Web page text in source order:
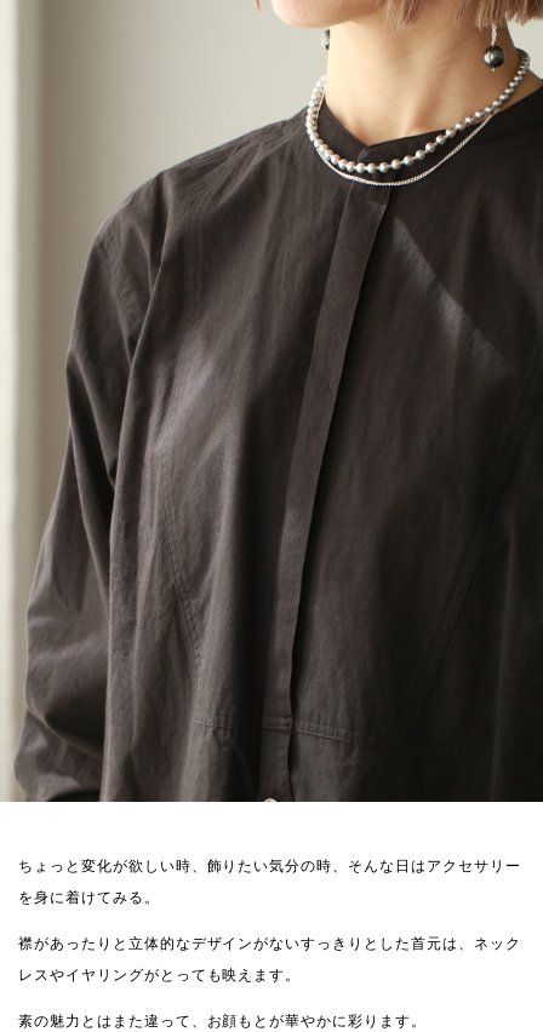
ちょっと変化が欲しい時、飾りたい気分の時、そんな日はアクセサリー
を身に着けてみる。
襟があったりと立体的なデザインがないすっきりとした首元は、ネック
レスやイヤリングがとっても映えます。
素の魅力とはまた違って、お顔もとが華やかに彩ります。